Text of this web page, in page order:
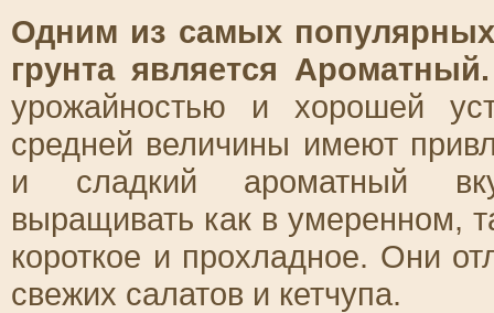
Одним из самых
грунта является Ароматный.
урожайностью и хорошей
средней величины имеют
и сладкий ароматный
выращивать как в умеренном,
короткое и прохладное. Они
свежих салатов и кетчупа.